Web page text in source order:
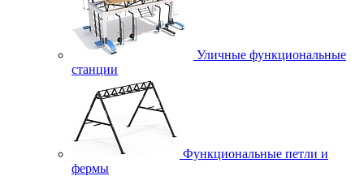
Уличные функциональные
станции
Функциональные петли и
фермы